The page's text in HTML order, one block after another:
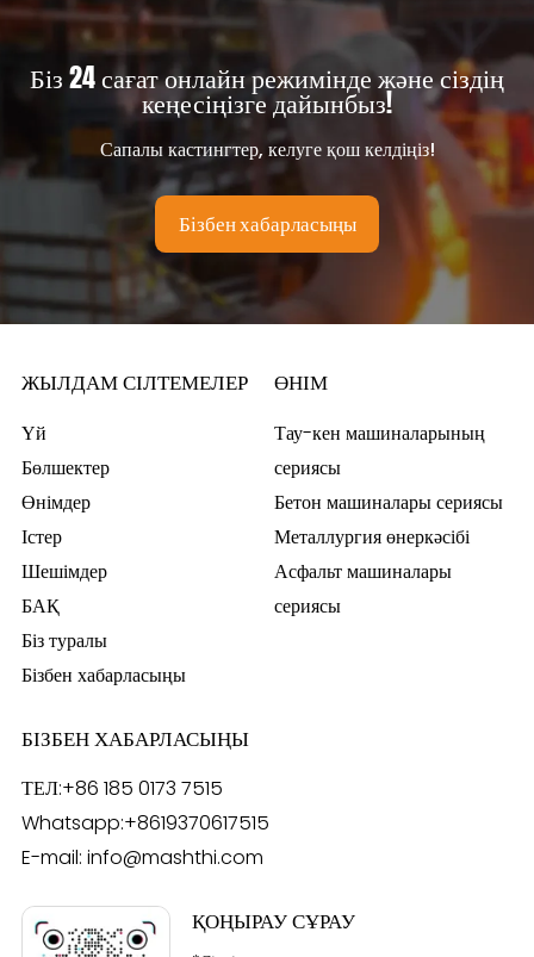
Біз 24 сағат онлайн режимінде және сіздің
кеңесіңізге дайынбыз!
Сапалы кастингтер, келуге қош келдіңіз!
Бізбен хабарласыңы
ЖЫЛДАМ СІЛТЕМЕЛЕР
Үй
Бөлшектер
Өнімдер
Істер
Шешімдер
БАҚ
Біз туралы
Бізбен хабарласыңы
ӨНІМ
Тау-кен машиналарының
сериясы
Бетон машиналары сериясы
Металлургия өнеркәсібі
Асфальт машиналары
сериясы
БІЗБЕН ХАБАРЛАСЫҢЫ
ТЕЛ:+86 185 0173 7515
Whatsapp:+8619370617515
E-mail: info@mashthi.com
ҚОҢЫРАУ СҰРАУ